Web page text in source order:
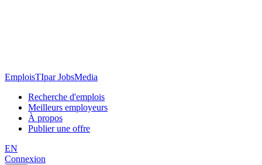
EmploisTIpar JobsMedia
Recherche d'emplois
Meilleurs employeurs
À propos
Publier une offre
EN
Connexion